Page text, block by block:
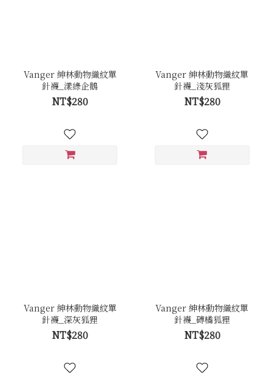
Vanger 紳林動物織紋單
針襪_漾綠企鵝
NT$280
Vanger 紳林動物織紋單
針襪_淺灰狐狸
NT$280
Vanger 紳林動物織紋單
針襪_深灰狐狸
NT$280
Vanger 紳林動物織紋單
針襪_磚橘狐狸
NT$280